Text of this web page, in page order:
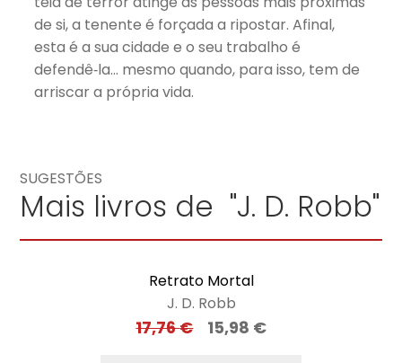
de si, a tenente é forçada a ripostar. Afinal,
esta é a sua cidade e o seu trabalho é
defendê‑la… mesmo quando, para isso, tem de
arriscar a própria vida.
SUGESTÕES
Mais livros de "J. D. Robb"
Retrato Mortal
J. D. Robb
17,76€ 15,98 €